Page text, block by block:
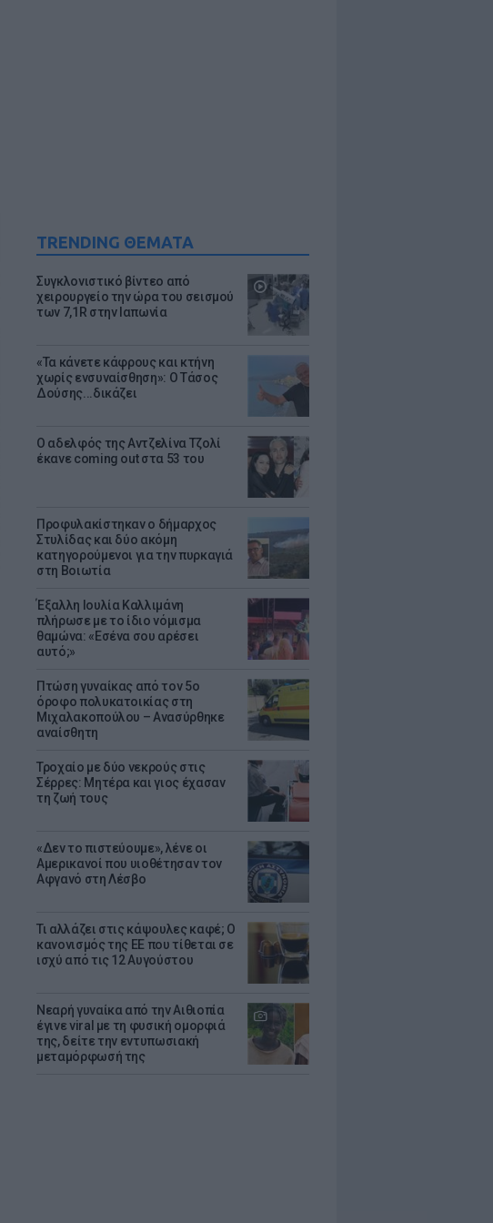
TRENDING ΘΕΜΑΤΑ
Συγκλονιστικό βίντεο από
χειρουργείο την ώρα του σεισμού
των 7,1R στην Ιαπωνία
«Τα κάνετε κάφρους και κτήνη
χωρίς ενσυναίσθηση»: Ο Τάσος
Δούσης...δικάζει
Ο αδελφός της Αντζελίνα Τζολί
έκανε coming out στα 53 του
Προφυλακίστηκαν ο δήμαρχος
Στυλίδας και δύο ακόμη
κατηγορούμενοι για την πυρκαγιά
στη Βοιωτία
Έξαλλη Ιουλία Καλλιμάνη
πλήρωσε με το ίδιο νόμισμα
θαμώνα: «Εσένα σου αρέσει
αυτό;»
Πτώση γυναίκας από τον 5ο
όροφο πολυκατοικίας στη
Μιχαλακοπούλου – Ανασύρθηκε
αναίσθητη
Τροχαίο με δύο νεκρούς στις
Σέρρες: Μητέρα και γιος έχασαν
τη ζωή τους
«Δεν το πιστεύουμε», λένε οι
Αμερικανοί που υιοθέτησαν τον
Αφγανό στη Λέσβο
Τι αλλάζει στις κάψουλες καφέ; Ο
κανονισμός της ΕΕ που τίθεται σε
ισχύ από τις 12 Αυγούστου
Νεαρή γυναίκα από την Αιθιοπία
έγινε viral με τη φυσική ομορφιά
της, δείτε την εντυπωσιακή
μεταμόρφωσή της